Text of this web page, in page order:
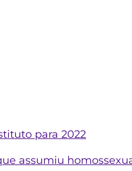
para 2022
assumiu